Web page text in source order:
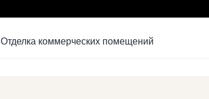
Отделка коммерческих помещений